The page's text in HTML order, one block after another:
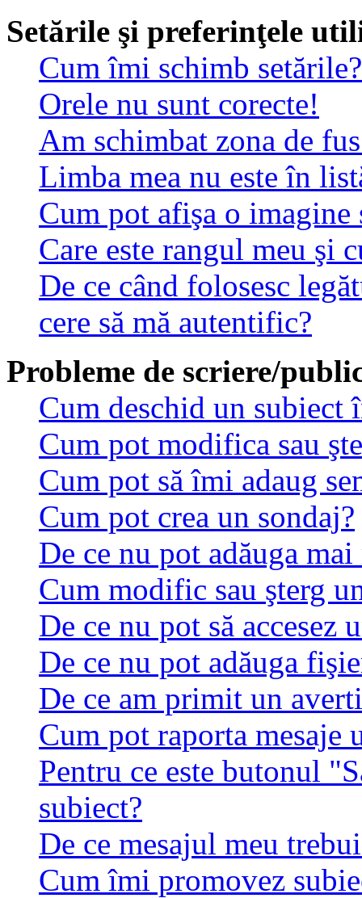
Setările şi preferinţele
Cum îmi schimb setările?
Orele nu sunt corecte!
Am schimbat zona de
Limba mea nu este în
Cum pot afişa o
Care este rangul meu şi
De ce când folosesc
cere să mă autentific?
Probleme de scriere/
Cum deschid un subiect
Cum pot modifica sau
Cum pot să îmi adaug
Cum pot crea un sondaj?
De ce nu pot adăuga
Cum modific sau şterg
De ce nu pot să accesez
De ce nu pot adăuga
De ce am primit un
Cum pot raporta mesaje
Pentru ce este butonul
subiect?
De ce mesajul meu
Cum îmi promovez